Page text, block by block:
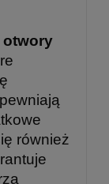
otwory
również